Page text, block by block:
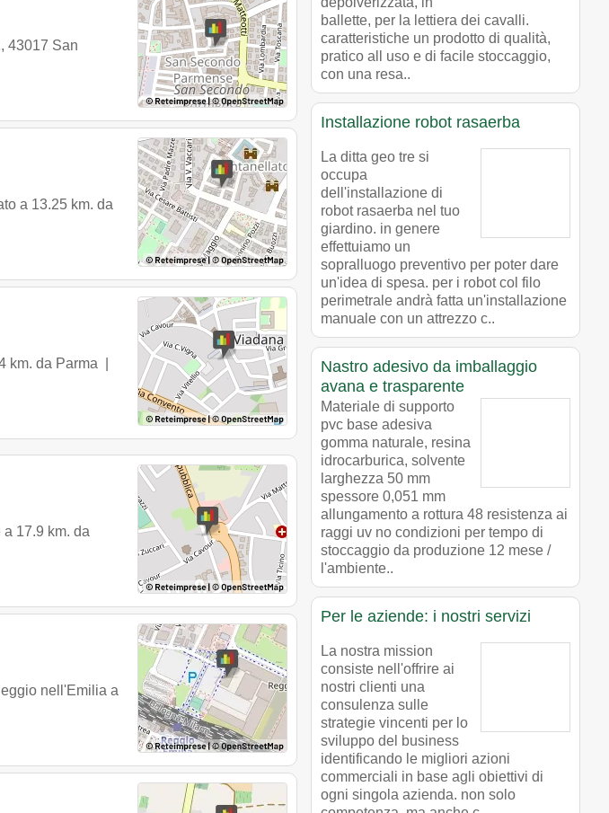
, 43017 San
a 13.25 km. da
km. da Parma |
a 17.9 km. da
nell'Emilia a
ballette, per la lettiera dei cavalli.
caratteristiche un prodotto di qualità,
pratico all uso e di facile stoccaggio,
con una resa..
Installazione robot rasaerba
La ditta geo tre si
occupa
dell'installazione di
robot rasaerba nel tuo
giardino. in genere
effettuiamo un
sopralluogo preventivo per poter dare
un'idea di spesa. per i robot col filo
perimetrale andrà fatta un'installazione
manuale con un attrezzo c..
Nastro adesivo da imballaggio
avana e trasparente
Materiale di supporto
pvc base adesiva
gomma naturale, resina
idrocarburica, solvente
larghezza 50 mm
spessore 0,051 mm
allungamento a rottura 48 resistenza ai
raggi uv no condizioni per tempo di
stoccaggio da produzione 12 mese /
l'ambiente..
Per le aziende: i nostri servizi
La nostra mission
consiste nell'offrire ai
nostri clienti una
consulenza sulle
strategie vincenti per lo
sviluppo del business
identificando le migliori azioni
commerciali in base agli obiettivi di
ogni singola azienda. non solo